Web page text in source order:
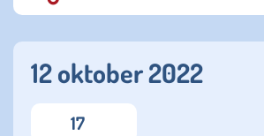
12 oktober 2022
17